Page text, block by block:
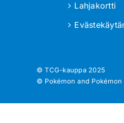
Lahjakortti
© TCG-kauppa 2025
© Pokémon and